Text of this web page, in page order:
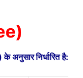
निर्धारित है: